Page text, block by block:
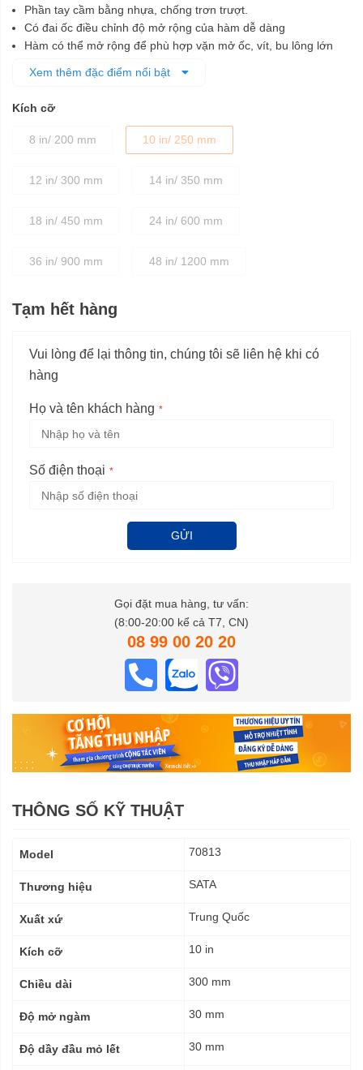
Phần tay cầm bằng nhựa, chống trơn trượt.
Có đai ốc điều chỉnh độ mở rộng của hàm dễ dàng
Hàm có thể mở rộng để phù hợp vặn mở ốc, vít, bu lông lớn
Sản phẩm được bảo hành trọn đời
Xem thêm đặc điểm nổi bật
Kích cỡ
8 in/ 200 mm 10 in/ 250 mm
12 in/ 300 mm 14 in/ 350 mm
18 in/ 450 mm 24 in/ 600 mm
36 in/ 900 mm 48 in/ 1200 mm
Tạm hết hàng
Vui lòng để lại thông tin, chúng tôi sẽ liên hệ khi có
hàng
Họ và tên khách hàng
Số điện thoại
GỬI
Gọi đặt mua hàng, tư vấn:
(8:00-20:00 kể cả T7, CN)
08 99 00 20 20
THÔNG SỐ KỸ THUẬT
kỹ
Model 70813
Thương hiệu SATA
Xuất xứ Trung Quốc
Kích cỡ 10 in
Chiều dài 300 mm
Độ mở ngàm 30 mm
Độ dầy đầu mỏ lết 30 mm